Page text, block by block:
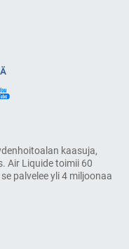
kaasuja,
Air Liquide toimii 60
palvelee yli 4 miljoonaa